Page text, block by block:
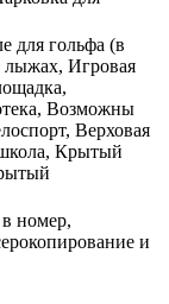
для гольфа (в
лыжах, Игровая
Возможны
Верховая
Крытый
в номер,
и